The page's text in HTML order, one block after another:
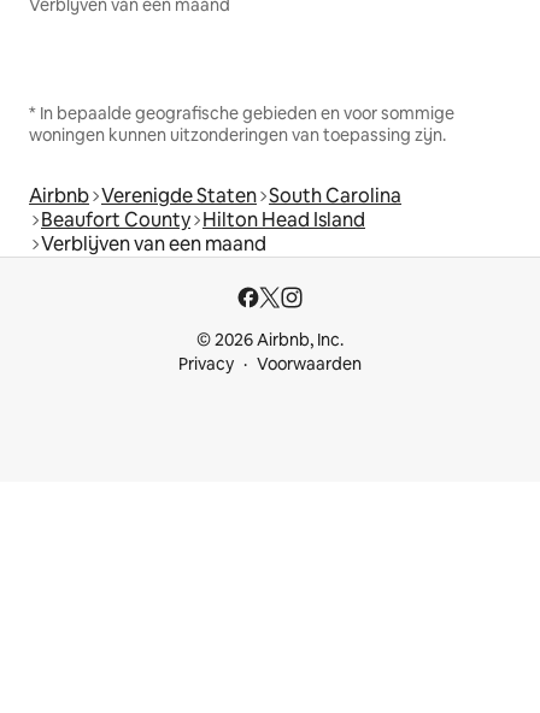
Verblijven van een maand
* In bepaalde geografische gebieden en voor sommige
woningen kunnen uitzonderingen van toepassing zijn.
Airbnb Verenigde Staten South Carolina
Beaufort County Hilton Head Island
Verblijven van een maand
© 2026 Airbnb, Inc.
Privacy
Voorwaarden